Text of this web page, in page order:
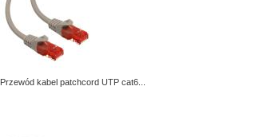
Przewód kabel patchcord UTP cat6...